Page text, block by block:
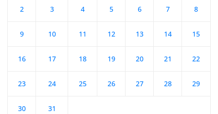
2 3 4 5 6 7 8
9 10 11 12 13 14 15
16 17 18 19 20 21 22
23 24 25 26 27 28 29
30 31